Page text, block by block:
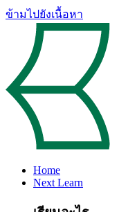
ข้ามไปยังเนื้อหา
Home
Next Learn